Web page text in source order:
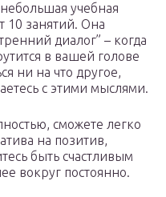
учебная
10 занятий. Она
диалог” – когда
в вашей голове
ни на что другое,
с этими мыслями.
сможете легко
на позитив,
быть счастливым
вокруг постоянно.